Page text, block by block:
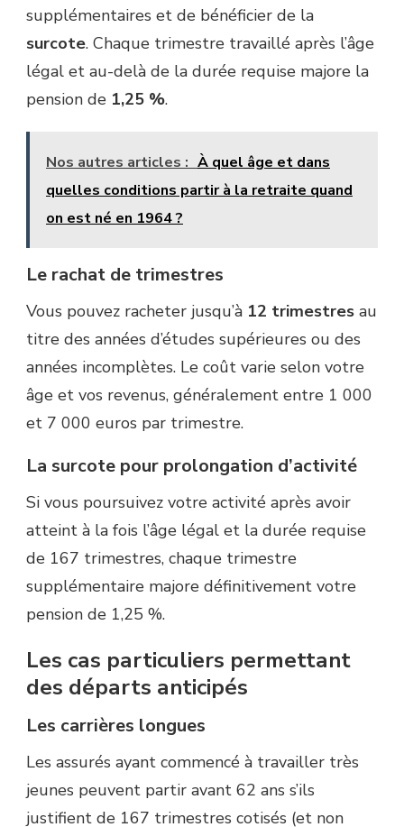
supplémentaires et de bénéficier de la
surcote. Chaque trimestre travaillé après l’âge
légal et au-delà de la durée requise majore la
pension de 1,25 %.
Nos autres articles : À quel âge et dans
quelles conditions partir à la retraite quand
on est né en 1964 ?
Le rachat de trimestres
Vous pouvez racheter jusqu’à 12 trimestres au
titre des années d’études supérieures ou des
années incomplètes. Le coût varie selon votre
âge et vos revenus, généralement entre 1 000
et 7 000 euros par trimestre.
La surcote pour prolongation d’activité
Si vous poursuivez votre activité après avoir
atteint à la fois l’âge légal et la durée requise
de 167 trimestres, chaque trimestre
supplémentaire majore définitivement votre
pension de 1,25 %.
Les cas particuliers permettant
des départs anticipés
Les carrières longues
Les assurés ayant commencé à travailler très
jeunes peuvent partir avant 62 ans s’ils
justifient de 167 trimestres cotisés (et non